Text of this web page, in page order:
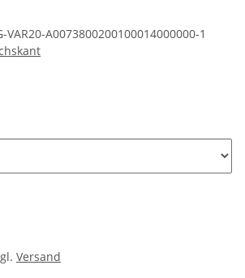
VAR20-A0073800200100014000000-1
Versand